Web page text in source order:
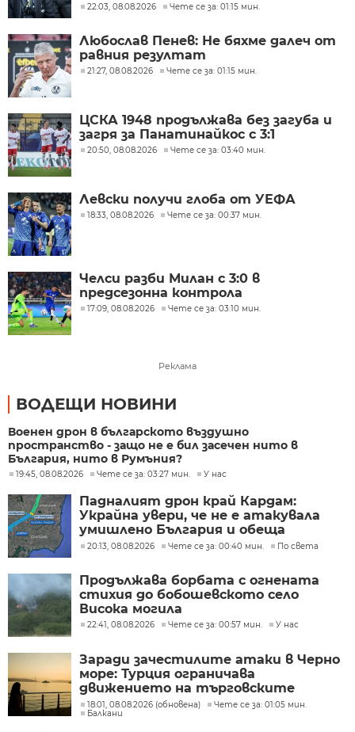
футболисти ни е нужен
22:03, 08.08.2026 Чете се за: 01:15 мин.
Любослав Пенев: Не бяхме далеч от
равния резултат
21:27, 08.08.2026 Чете се за: 01:15 мин.
ЦСКА 1948 продължава без загуба и
загря за Панатинайкос с 3:1
20:50, 08.08.2026 Чете се за: 03:40 мин.
Левски получи глоба от УЕФА
18:33, 08.08.2026 Чете се за: 00:37 мин.
Челси разби Милан с 3:0 в
предсезонна контрола
17:09, 08.08.2026 Чете се за: 03:10 мин.
Реклама
ВОДЕЩИ НОВИНИ
Военен дрон в българското въздушно
пространство - защо не е бил засечен нито в
България, нито в Румъния?
19:45, 08.08.2026 Чете се за: 03:27 мин. У нас
Падналият дрон край Кардам:
Украйна увери, че не е атакувала
умишлено България и обеща
разследване
20:13, 08.08.2026 Чете се за: 00:40 мин. По света
Продължава борбата с огнената
стихия до бобошевското село
Висока могила
22:41, 08.08.2026 Чете се за: 00:57 мин. У нас
Заради зачестилите атаки в Черно
море: Турция ограничава
движението на търговските
кораби
18:01, 08.08.2026 (обновена)
Чете се за: 01:05 мин.
Балкани